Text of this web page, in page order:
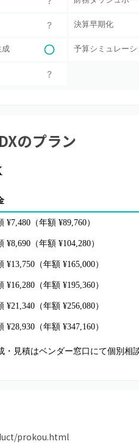
決算早期化
成 予算シミュレーシ
のプラン
¥7,480（年額 ¥89,760）
¥8,690（年額 ¥104,280）
¥13,750（年額 ¥165,000）
¥16,280（年額 ¥195,360）
¥21,340（年額 ¥256,080）
¥28,930（年額 ¥347,160）
見積はベンダー窓口にて個別相談
prokou.html